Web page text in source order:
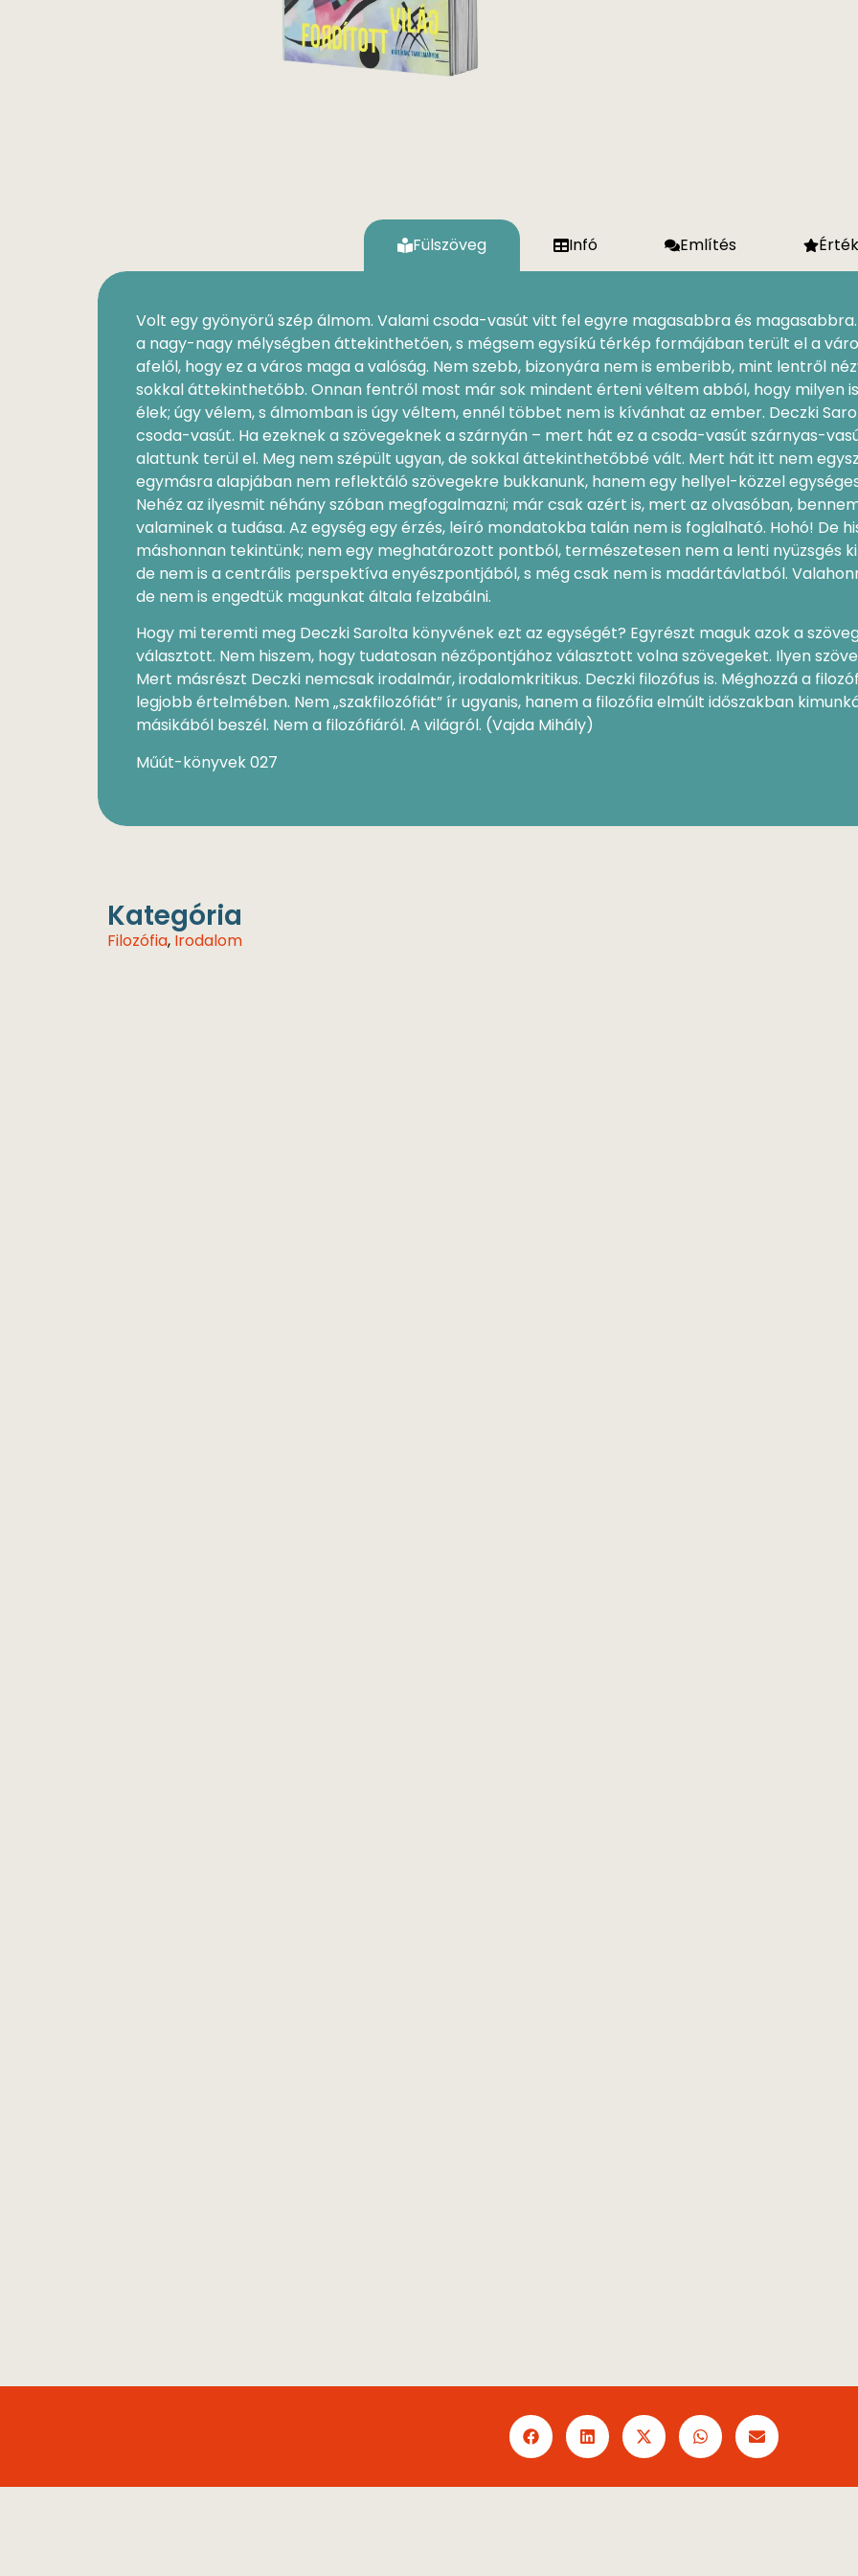
Fülszöveg Infó Említés
Volt egy gyönyörű szép álmom. Valami csoda-vasút vitt fel egyre magasabbra és
a nagy-nagy mélységben áttekinthetően, s mégsem egysíkú térkép formájában terült el a
afelől, hogy ez a város maga a valóság. Nem szebb, bizonyára nem is emberibb, mint lentről
sokkal áttekinthetőbb. Onnan fentről most már sok mindent érteni véltem abból, hogy milyen
élek; úgy vélem, s álmomban is úgy véltem, ennél többet nem is kívánhat az ember. Deczki
csoda-vasút. Ha ezeknek a szövegeknek a szárnyán – mert hát ez a csoda-vasút szárnyas-
alattunk terül el. Meg nem szépült ugyan, de sokkal áttekinthetőbbé vált. Mert hát itt nem
egymásra alapjában nem reflektáló szövegekre bukkanunk, hanem egy hellyel-közzel
Nehéz az ilyesmit néhány szóban megfogalmazni; már csak azért is, mert az olvasóban,
valaminek a tudása. Az egység egy érzés, leíró mondatokba talán nem is foglalható. Hohó! De
máshonnan tekintünk; nem egy meghatározott pontból, természetesen nem a lenti nyüzsgés
de nem is a centrális perspektíva enyészpontjából, s még csak nem is madártávlatból.
de nem is engedtük magunkat általa felzabálni.
Hogy mi teremti meg Deczki Sarolta könyvének ezt az egységét? Egyrészt maguk azok a
választott. Nem hiszem, hogy tudatosan nézőpontjához választott volna szövegeket. Ilyen
Mert másrészt Deczki nemcsak irodalmár, irodalomkritikus. Deczki filozófus is. Méghozzá a
legjobb értelmében. Nem „szakfilozófiát” ír ugyanis, hanem a filozófia elmúlt időszakban
másikából beszél. Nem a filozófiáról. A világról. (Vajda Mihály)
Műút-könyvek 027
Kategória
Filozófia, Irodalom